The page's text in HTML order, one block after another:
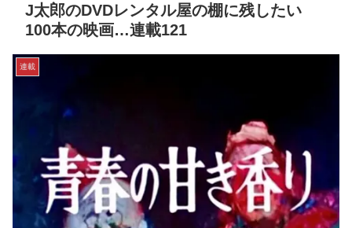
J太郎のDVDレンタル屋の棚に残したい
100本の映画…連載121
連載